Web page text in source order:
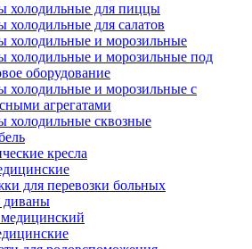
холодильные для пиццы
холодильные для салатов
холодильные и морозильные
холодильные и морозильные под
оборудование
холодильные и морозильные с
агрегатами
холодильные сквозные
кресла
для перевозки больных
диваны